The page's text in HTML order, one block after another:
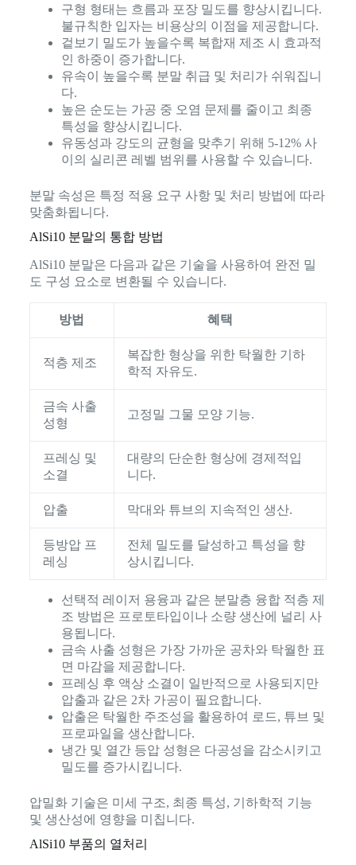
구형 형태는 흐름과 포장 밀도를 향상시킵니다.
불규칙한 입자는 비용상의 이점을 제공합니다.
겉보기 밀도가 높을수록 복합재 제조 시 효과적
인 하중이 증가합니다.
유속이 높을수록 분말 취급 및 처리가 쉬워집니
다.
높은 순도는 가공 중 오염 문제를 줄이고 최종
특성을 향상시킵니다.
유동성과 강도의 균형을 맞추기 위해 5-12% 사
이의 실리콘 레벨 범위를 사용할 수 있습니다.
분말 속성은 특정 적용 요구 사항 및 처리 방법에 따라
맞춤화됩니다.
AlSi10 분말의 통합 방법
AlSi10 분말은 다음과 같은 기술을 사용하여 완전 밀
도 구성 요소로 변환될 수 있습니다.
방법 혜택
적층 제조
복잡한 형상을 위한 탁월한 기하
학적 자유도.
금속 사출
성형
고정밀 그물 모양 기능.
프레싱 및
소결
대량의 단순한 형상에 경제적입
니다.
압출 막대와 튜브의 지속적인 생산.
등방압 프
레싱
전체 밀도를 달성하고 특성을 향
상시킵니다.
선택적 레이저 용융과 같은 분말층 융합 적층 제
조 방법은 프로토타입이나 소량 생산에 널리 사
용됩니다.
금속 사출 성형은 가장 가까운 공차와 탁월한 표
면 마감을 제공합니다.
프레싱 후 액상 소결이 일반적으로 사용되지만
압출과 같은 2차 가공이 필요합니다.
압출은 탁월한 주조성을 활용하여 로드, 튜브 및
프로파일을 생산합니다.
냉간 및 열간 등압 성형은 다공성을 감소시키고
밀도를 증가시킵니다.
압밀화 기술은 미세 구조, 최종 특성, 기하학적 기능
및 생산성에 영향을 미칩니다.
AlSi10 부품의 열처리